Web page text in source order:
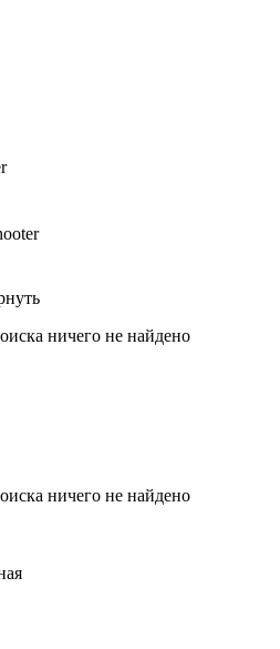
ничего не найдено
ничего не найдено